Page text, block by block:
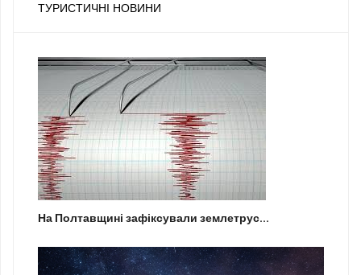
ТУРИСТИЧНІ НОВИНИ
На Полтавщині зафіксували землетрус...